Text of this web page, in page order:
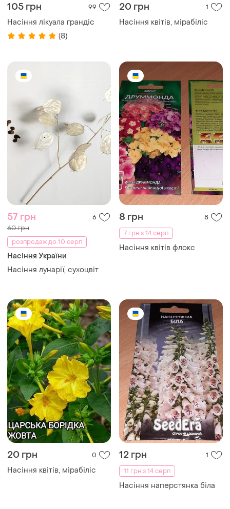
105 грн 99
Насіння лікуала грандіс
(8)
20 грн 1
Насіння квітів, мірабіліс
57 грн 6
60 грн
розпродаж до 10 серп
Насіння України
Насіння лунарії, сухоцвіт
8 грн
8
7 грн з 14 серп
Насіння квітів флокс
20 грн 0
Насіння квітів, мірабіліс
12 грн
1
11 грн з 14 серп
Насіння наперстянка біла